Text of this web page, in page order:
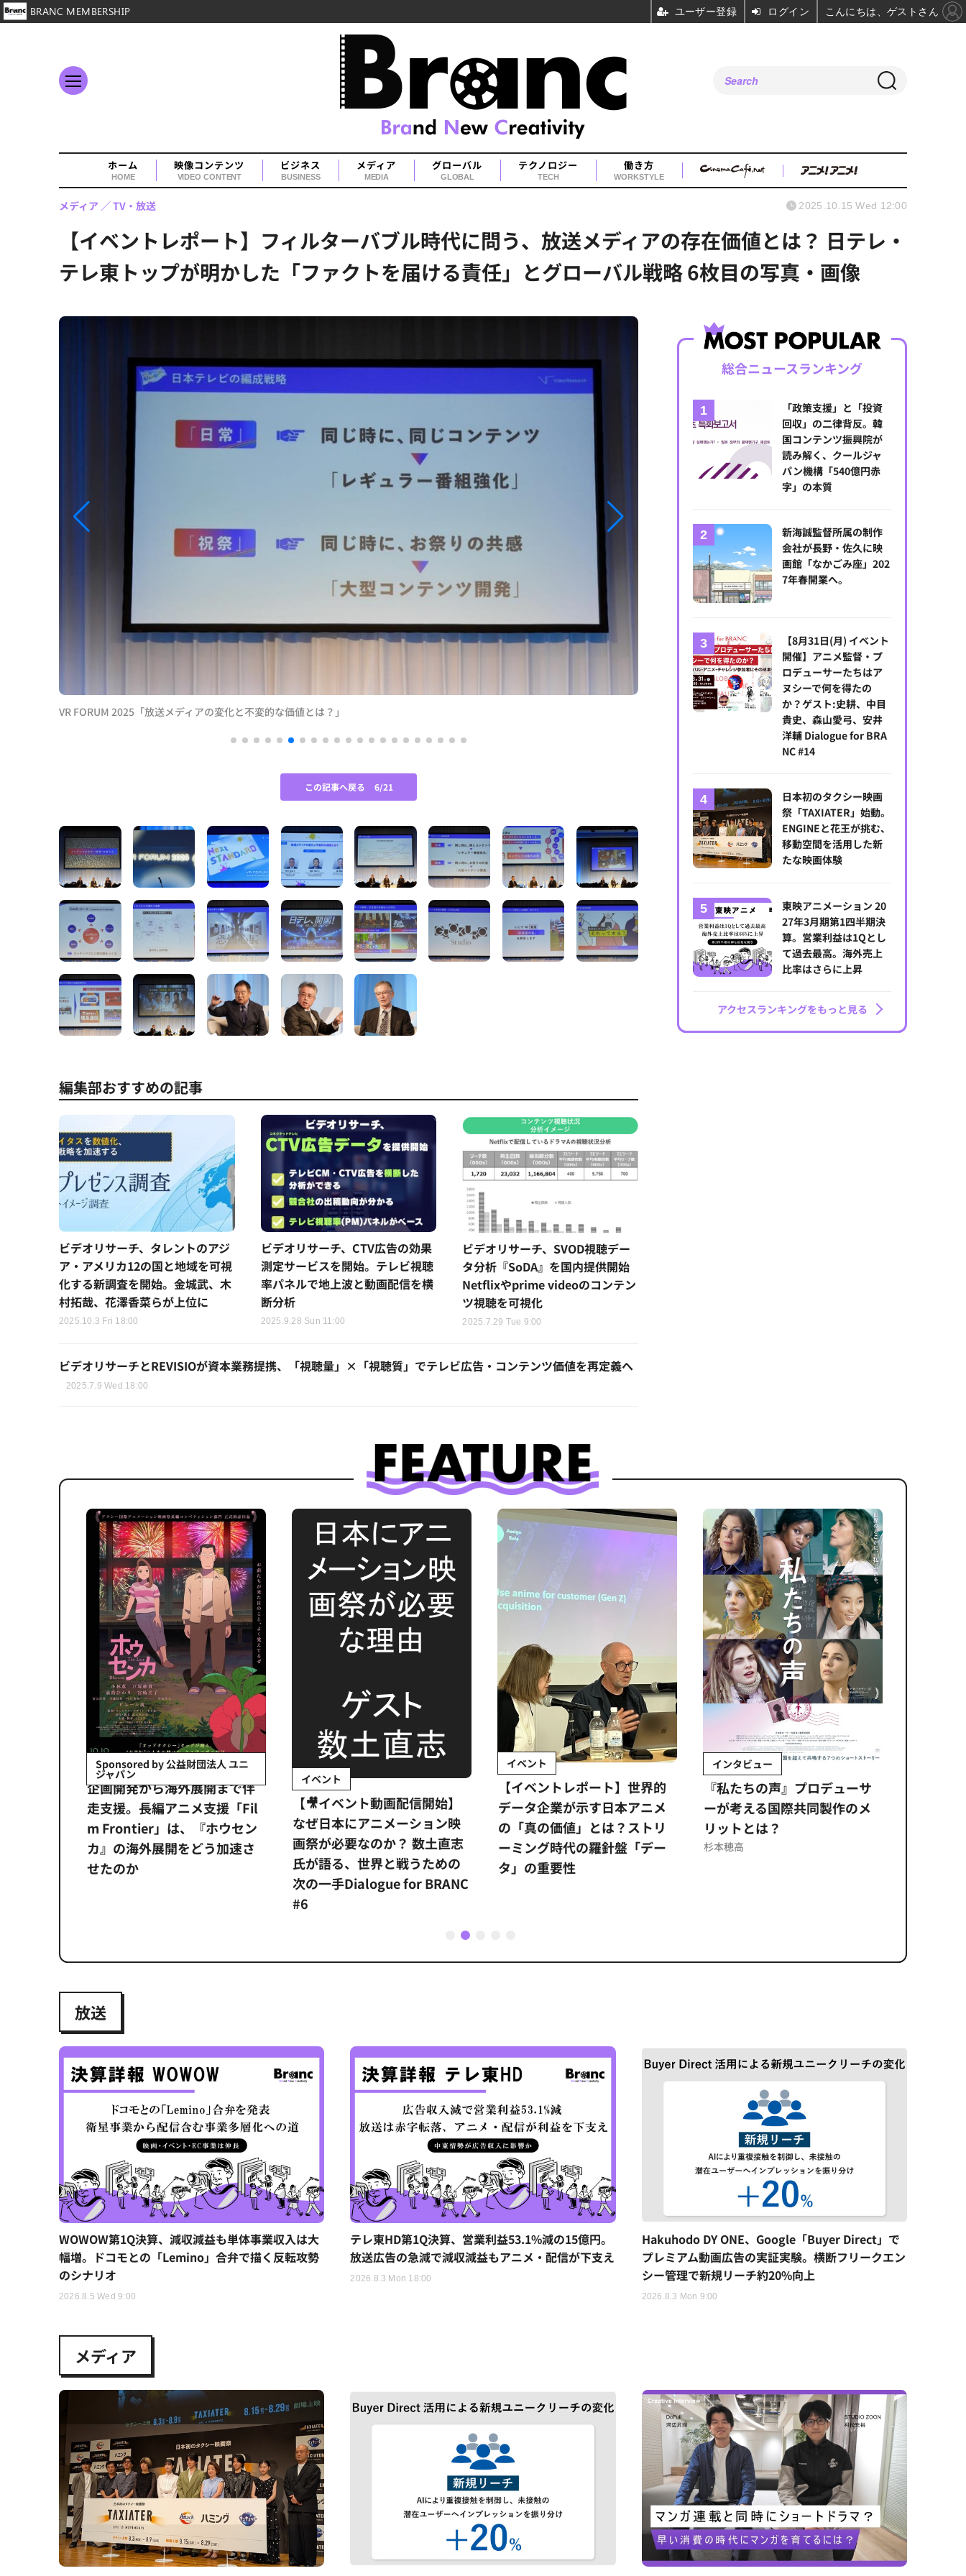
ホーム
HOME
映像コンテンツ
VIDEO CONTENT
ビジネス
BUSINESS
メディア
MEDIA
グローバル
GLOBAL
テクノロジー
TECH
働き方
WORKSTYLE
【イベントレポート】フィルターバブル時代に問う、放送メディアの存在価値とは？ 日テレ・
テレ東トップが明かした「ファクトを届ける責任」とグローバル戦略 6枚目の写真・画像
メディア TV・放送 2025.10.15 Wed 12:00
VR FORUM 2025「放送メディアの変化と不変的な価値とは？」
この記事へ戻る 6/21
編集部おすすめの記事
ビデオリサーチ、タレントのアジ
ア・アメリカ12の国と地域を可視
化する新調査を開始。金城武、木
村拓哉、花澤香菜らが上位に
2025.10.3 Fri 18:00
ビデオリサーチ、CTV広告の効果
測定サービスを開始。テレビ視聴
率パネルで地上波と動画配信を横
断分析
2025.9.28 Sun 11:00
ビデオリサーチ、SVOD視聴デー
タ分析『SoDA』を国内提供開始
Netflixやprime videoのコンテン
ツ視聴を可視化
2025.7.29 Tue 9:00
ビデオリサーチとREVISIOが資本業務提携、「視聴量」×「視聴質」でテレビ広告・コンテンツ価値を再定義へ
2025.7.9 Wed 18:00
総合ニュースランキング
「政策支援」と「投資
回収」の二律背反。韓
国コンテンツ振興院が
読み解く、クールジャ
パン機構「540億円赤
字」の本質
新海誠監督所属の制作
会社が長野・佐久に映
画館「なかごみ座」202
7年春開業へ。
【8月31日(月) イベント
開催】アニメ監督・プ
ロデューサーたちはア
ヌシーで何を得たの
か？ゲスト:史耕、中目
貴史、森山愛弓、安井
洋輔 Dialogue for BRA
NC #14
日本初のタクシー映画
祭「TAXIATER」始動。
ENGINEと花王が挑む、
移動空間を活用した新
たな映画体験
東映アニメーション 20
27年3月期第1四半期決
算。営業利益は1Qとし
て過去最高。海外売上
比率はさらに上昇
アクセスランキングをもっと見る
Sponsored by 公益財団法人 ユニ
ジャパン
企画開発から海外展開まで伴
走支援。長編アニメ支援「Fil
m Frontier」は、『ホウセン
カ』の海外展開をどう加速さ
せたのか
イベント
【🎥イベント動画配信開始】
なぜ日本にアニメーション映
画祭が必要なのか？ 数土直志
氏が語る、世界と戦うための
次の一手Dialogue for BRANC
#6
イベント
【イベントレポート】世界的
データ企業が示す日本アニメ
の「真の価値」とは？ストリ
ーミング時代の羅針盤「デー
タ」の重要性
インタビュー
『私たちの声』プロデューサ
ーが考える国際共同製作のメ
リットとは？
杉本穂高
1 2
放送
WOWOW第1Q決算、減収減益も単体事業収入は大
幅増。ドコモとの「Lemino」合弁で描く反転攻勢
のシナリオ
2026.8.5 Wed 9:00
テレ東HD第1Q決算、営業利益53.1%減の15億円。
放送広告の急減で減収減益もアニメ・配信が下支え
2026.8.3 Mon 18:00
Hakuhodo DY ONE、Google「Buyer Direct」で
プレミアム動画広告の実証実験。横断フリークエン
シー管理で新規リーチ約20%向上
2026.8.3 Mon 9:00
メディア
BRANC MEMBERSHIP ユーザー登録 ログイン こんにちは、ゲストさん